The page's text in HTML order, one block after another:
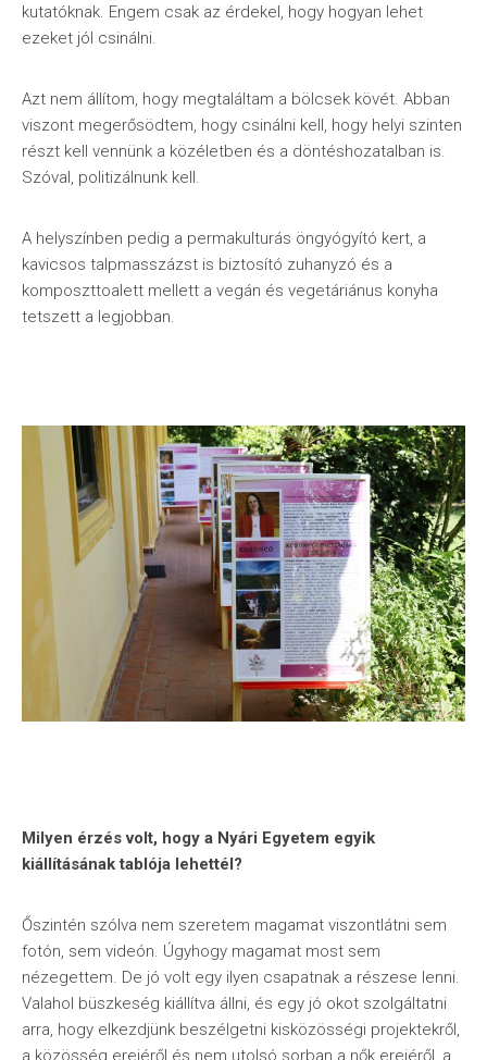
kutatóknak. Engem csak az érdekel, hogy hogyan lehet
ezeket jól csinálni.
Azt nem állítom, hogy megtaláltam a bölcsek kövét. Abban
viszont megerősödtem, hogy csinálni kell, hogy helyi szinten
részt kell vennünk a közéletben és a döntéshozatalban is.
Szóval, politizálnunk kell.
A helyszínben pedig a permakulturás öngyógyító kert, a
kavicsos talpmasszázst is biztosító zuhanyzó és a
komposzttoalett mellett a vegán és vegetáriánus konyha
tetszett a legjobban.
Milyen érzés volt, hogy a Nyári Egyetem egyik
kiállításának tablója lehettél?
Őszintén szólva nem szeretem magamat viszontlátni sem
fotón, sem videón. Úgyhogy magamat most sem
nézegettem. De jó volt egy ilyen csapatnak a részese lenni.
Valahol büszkeség kiállítva állni, és egy jó okot szolgáltatni
arra, hogy elkezdjünk beszélgetni kisközösségi projektekről,
a közösség erejéről és nem utolsó sorban a nők erejéről, a